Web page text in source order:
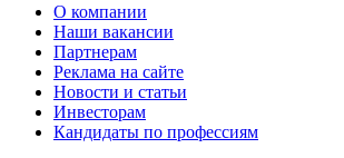
О компании
Наши вакансии
Партнерам
Реклама на сайте
Новости и статьи
Инвесторам
Кандидаты по профессиям